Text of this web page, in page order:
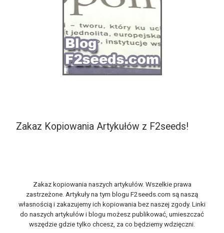
Zakaz Kopiowania Artykułów z F2seeds!
Zakaz kopiowania naszych artykułów. Wszelkie prawa
zastrzeżone. Artykuły na tym blogu F2seeds.com są naszą
własnością i zakazujemy ich kopiowania bez naszej zgody. Linki
do naszych artykułów i blogu możesz publikować, umieszczać
wszędzie gdzie tylko chcesz, za co będziemy wdzięczni.